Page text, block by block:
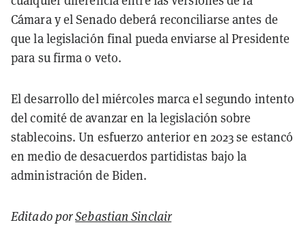
Cámara y el Senado deberá reconciliarse antes de
que la legislación final pueda enviarse al Presidente
para su firma o veto.
El desarrollo del miércoles marca el segundo intento
del comité de avanzar en la legislación sobre
stablecoins. Un esfuerzo anterior en 2023 se estancó
en medio de desacuerdos partidistas bajo la
administración de Biden.
Editado porSebastian Sinclair